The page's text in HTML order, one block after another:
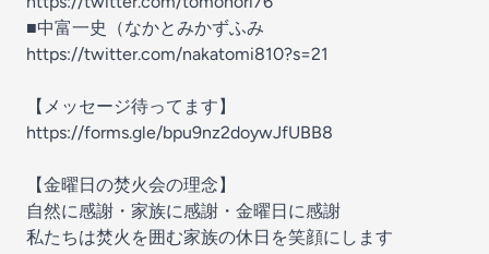
■中富一史（なかとみかずふみ
https://twitter.com/nakatomi810?s=21
【メッセージ待ってます】
https://forms.gle/bpu9nz2doywJfUBB8
【金曜日の焚火会の理念】
自然に感謝・家族に感謝・金曜日に感謝
私たちは焚火を囲む家族の休日を笑顔にします